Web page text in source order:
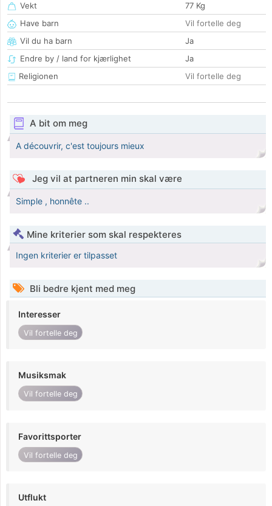
Vekt
77 Kg
Have barn
Vil fortelle deg
Vil du ha barn
Ja
Endre by / land for kjærlighet
Ja
Religionen
Vil fortelle deg
A bit om meg
A découvrir, c'est toujours mieux
Jeg vil at partneren min skal være
Simple , honnête ..
Mine kriterier som skal respekteres
Ingen kriterier er tilpasset
Bli bedre kjent med meg
Interesser
Vil fortelle deg
Musiksmak
Vil fortelle deg
Favorittsporter
Vil fortelle deg
Utflukt